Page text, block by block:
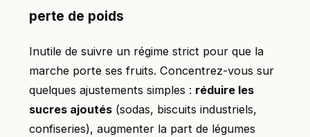
perte de poids
Inutile de suivre un régime strict pour que la
marche porte ses fruits. Concentrez-vous sur
quelques ajustements simples : réduire les
sucres ajoutés (sodas, biscuits industriels,
confiseries), augmenter la part de légumes